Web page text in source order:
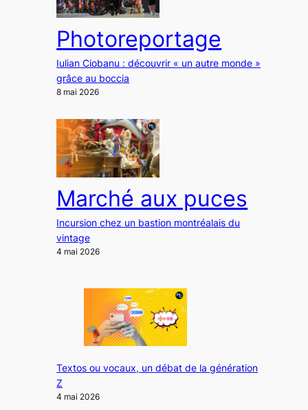
Photoreportage
Iulian Ciobanu : découvrir « un autre monde »
grâce au boccia
8 mai 2026
Marché aux puces
Incursion chez un bastion montréalais du
vintage
4 mai 2026
Textos ou vocaux, un débat de la génération
Z
4 mai 2026